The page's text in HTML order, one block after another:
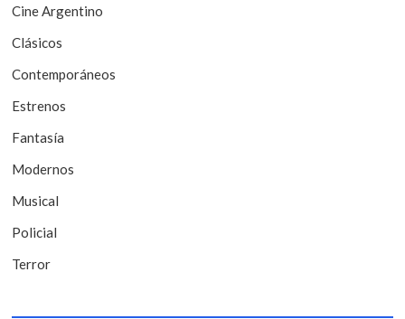
e
e
n
t
r
a
d
a
s
Cine Argentino
Clásicos
Contemporáneos
Estrenos
Fantasía
Modernos
Musical
Policial
Terror